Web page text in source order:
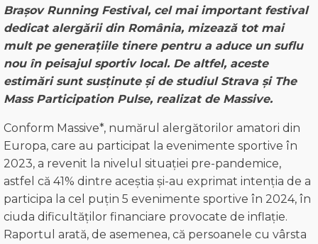
Brașov Running Festival, cel mai important festival
dedicat alergării din România, mizează tot mai
mult pe generațiile tinere pentru a aduce un suflu
nou în peisajul sportiv local. De altfel, aceste
estimări sunt susținute și de studiulStrava și The
Mass Participation Pulse, realizat de Massive.
Conform Massive*, numărul alergătorilor amatori din
Europa, care au participat la evenimente sportive în
2023, a revenit la nivelul situației pre-pandemice,
astfel că 41% dintre aceștia și-au exprimat intenția de a
participa la cel puțin 5 evenimente sportive în 2024, în
ciuda dificultăților financiare provocate de inflație.
Raportul arată, de asemenea, că persoanele cu vârsta